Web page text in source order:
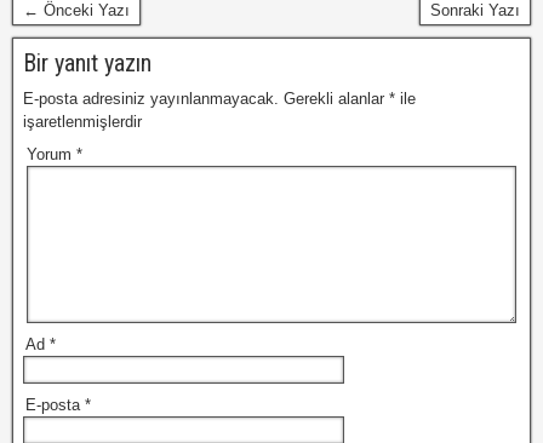
← Önceki Yazı Sonraki Yazı
Bir yanıt yazın
E-posta adresiniz yayınlanmayacak. Gerekli alanlar * ile
işaretlenmişlerdir
Yorum *
Ad *
E-posta *